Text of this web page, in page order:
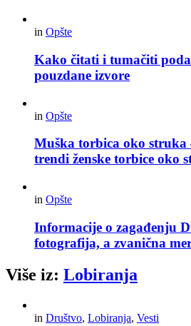
in Opšte
Kako čitati i tumačiti
pouzdane izvore
in Opšte
Muška torbica oko
trendi ženske torbice oko
in Opšte
Informacije o zagađenju
fotografija, a zvanična
Više iz: Lobiranja
in Društvo, Lobiranja, Vesti